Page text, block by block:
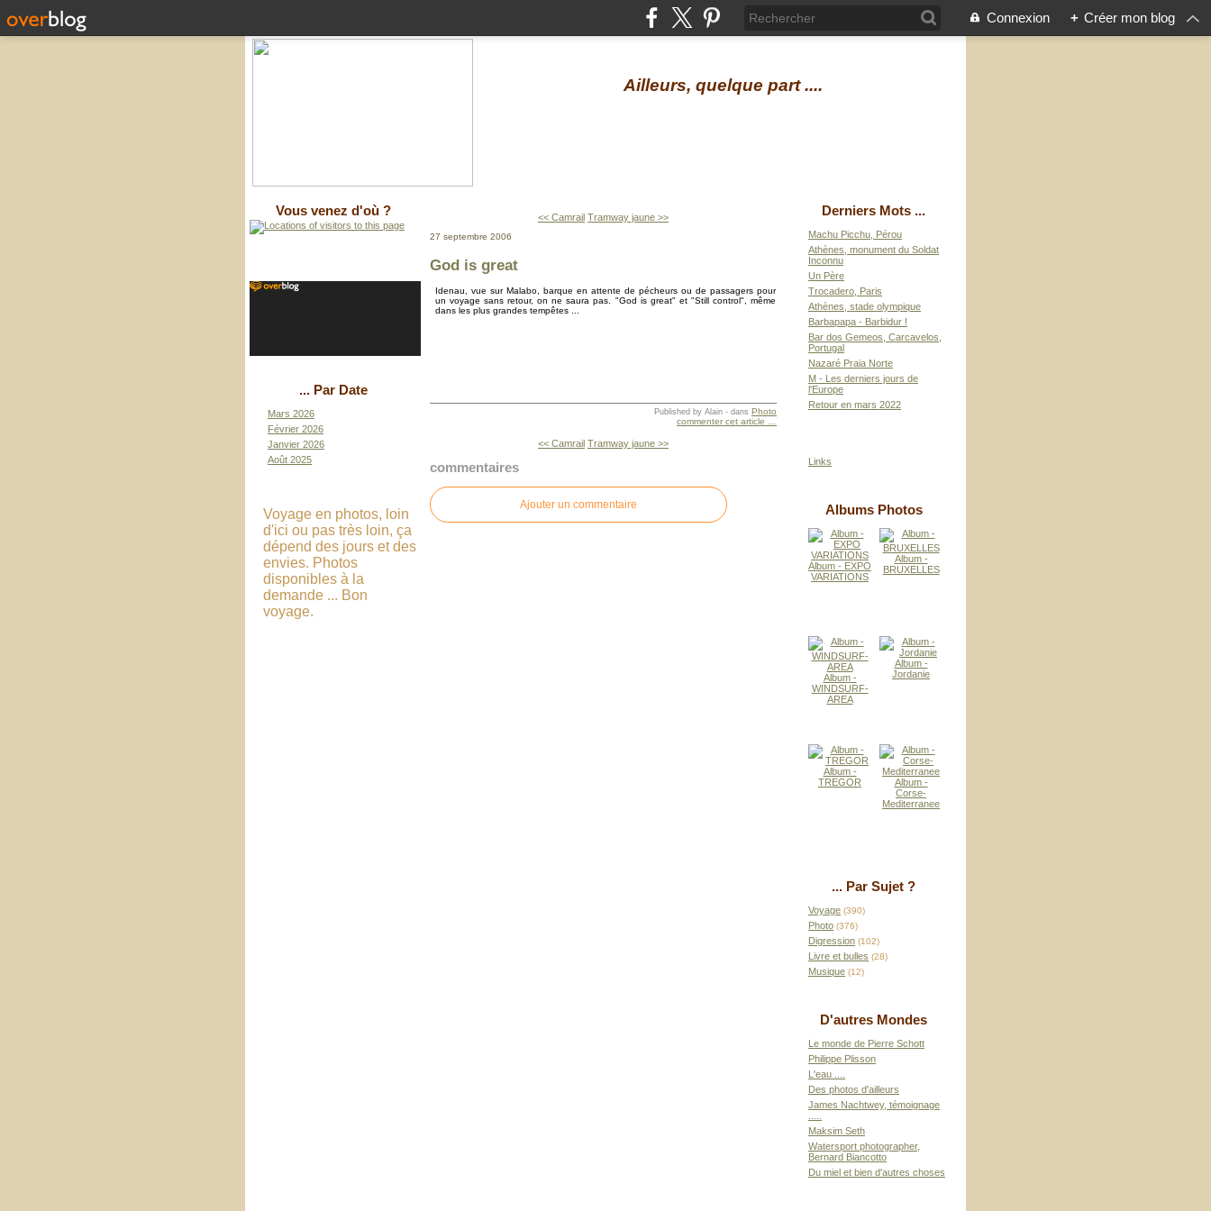
Connexion + Créer mon blog
Ailleurs, quelque part ....
Vous venez d'où ?
... Par Date
Mars 2026
Février 2026
Janvier 2026
Août 2025
Voyage en photos, loin
d'ici ou pas très loin, ça
dépend des jours et des
envies. Photos
disponibles à la
demande ... Bon
voyage.
<< Camrail Tramway jaune >>
27 septembre 2006
God is great
Idenau, vue sur Malabo, barque en attente de pécheurs ou de passagers pour
un voyage sans retour, on ne saura pas. "God is great" et "Still control", même
dans les plus grandes tempêtes ...
Published by Alain - dans Photo
commenter cet article
<< Camrail Tramway jaune >>
commentaires
Ajouter un commentaire
Derniers Mots ...
Machu Picchu, Pérou
Athènes, monument du Soldat
Inconnu
Un Père
Trocadero, Paris
Athènes, stade olympique
Barbapapa - Barbidur !
Bar dos Gemeos, Carcavelos,
Portugal
Nazaré Praia Norte
M - Les derniers jours de
l'Europe
Retour en mars 2022
Links
Albums Photos
Album - EXPO
VARIATIONS
Album -
BRUXELLES
Album -
WINDSURF-
AREA
Album -
Jordanie
Album -
TREGOR
Album -
Corse-
Mediterranee
... Par Sujet ?
Voyage (390)
Photo (376)
Digression (102)
Livre et bulles (28)
Musique (12)
D'autres Mondes
Le monde de Pierre Schott
Philippe Plisson
L'eau ....
Des photos d'ailleurs
James Nachtwey, témoignage
Maksim Seth
Watersport photographer,
Bernard Biancotto
Du miel et bien d'autres choses